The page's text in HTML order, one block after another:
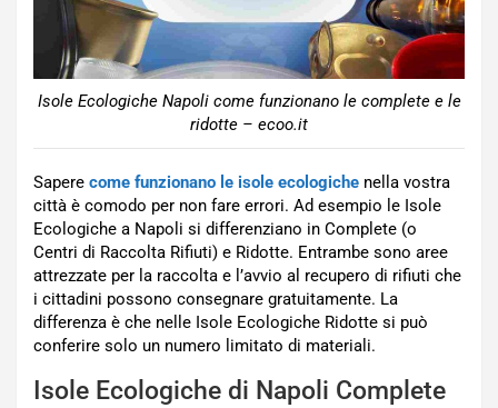
Isole Ecologiche Napoli come funzionano le complete e le
ridotte – ecoo.it
Sapere come funzionano le isole ecologiche nella vostra
città è comodo per non fare errori. Ad esempio le Isole
Ecologiche a Napoli si differenziano in Complete (o
Centri di Raccolta Rifiuti) e Ridotte. Entrambe sono aree
attrezzate per la raccolta e l’avvio al recupero di rifiuti che
i cittadini possono consegnare gratuitamente. La
differenza è che nelle Isole Ecologiche Ridotte si può
conferire solo un numero limitato di materiali.
Isole Ecologiche di Napoli Complete